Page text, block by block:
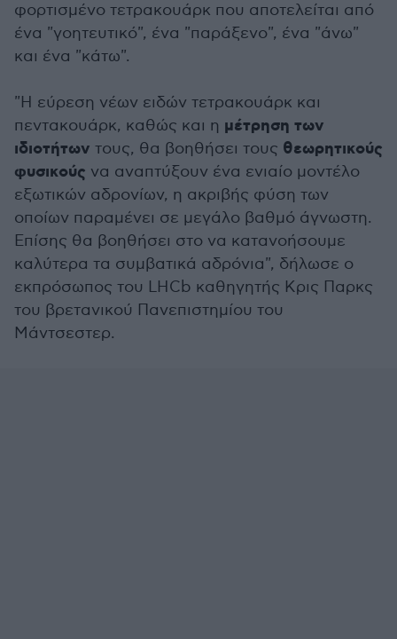
φορτισμένο τετρακουάρκ που αποτελείται από
ένα "γοητευτικό", ένα "παράξενο", ένα "άνω"
και ένα "κάτω".
"Η εύρεση νέων ειδών τετρακουάρκ και
πεντακουάρκ, καθώς και η μέτρηση των
ιδιοτήτων τους, θα βοηθήσει τους θεωρητικούς
φυσικούς να αναπτύξουν ένα ενιαίο μοντέλο
εξωτικών αδρονίων, η ακριβής φύση των
οποίων παραμένει σε μεγάλο βαθμό άγνωστη.
Επίσης θα βοηθήσει στο να κατανοήσουμε
καλύτερα τα συμβατικά αδρόνια", δήλωσε ο
εκπρόσωπος του LHCb καθηγητής Κρις Παρκς
του βρετανικού Πανεπιστημίου του
Μάντσεστερ.